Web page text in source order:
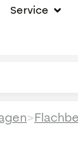
Service
>